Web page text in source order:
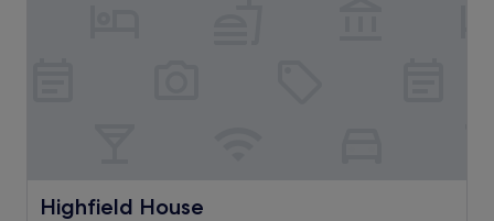
Highfield House
Highfield House